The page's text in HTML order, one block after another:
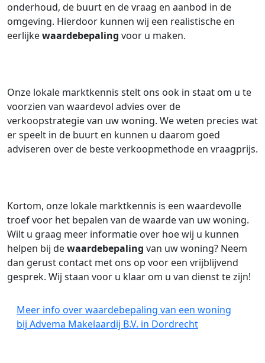
onderhoud, de buurt en de vraag en aanbod in de
omgeving. Hierdoor kunnen wij een realistische en
eerlijkewaardebepaling voor u maken.
Onze lokale marktkennis stelt ons ook in staat om u te
voorzien van waardevol advies over de
verkoopstrategie van uw woning. We weten precies wat
er speelt in de buurt en kunnen u daarom goed
adviseren over de beste verkoopmethode en vraagprijs.
Kortom, onze lokale marktkennis is een waardevolle
troef voor het bepalen van de waarde van uw woning.
Wilt u graag meer informatie over hoe wij u kunnen
helpen bij dewaardebepaling van uw woning? Neem
dan gerust contact met ons op voor een vrijblijvend
gesprek. Wij staan voor u klaar om u van dienst te zijn!
Meer info over waardebepaling van een woning
bij Advema Makelaardij B.V. in Dordrecht